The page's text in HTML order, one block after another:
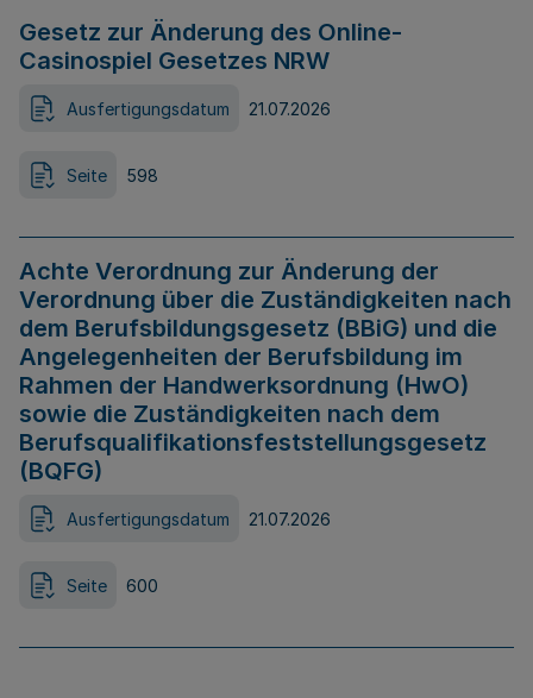
Gesetz zur Änderung des Online-
Casinospiel Gesetzes NRW
Ausfertigungsdatum 21.07.2026
Seite 598
Achte Verordnung zur Änderung der
Verordnung über die Zuständigkeiten nach
dem Berufsbildungsgesetz (BBiG) und die
Angelegenheiten der Berufsbildung im
Rahmen der Handwerksordnung (HwO)
sowie die Zuständigkeiten nach dem
Berufsqualifikationsfeststellungsgesetz
(BQFG)
Ausfertigungsdatum 21.07.2026
Seite 600